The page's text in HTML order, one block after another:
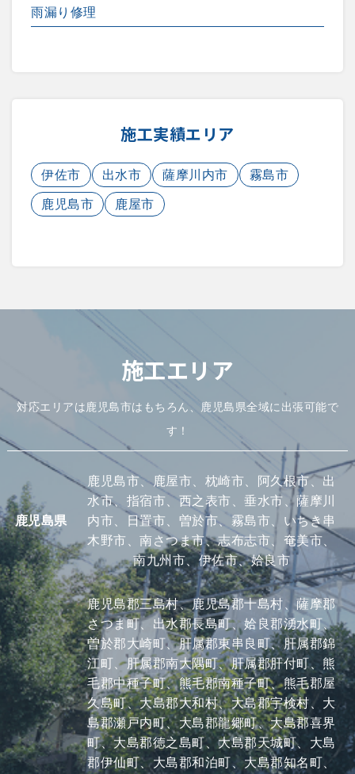
雨漏り修理
施工実績エリア
伊佐市 出水市 薩摩川内市 霧島市
鹿児島市 鹿屋市
施工エリア
対応エリアは鹿児島市はもちろん、鹿児島県全域に出張可能で
す！
鹿児島県
鹿児島市、鹿屋市、枕崎市、阿久根市、出
水市、指宿市、西之表市、垂水市、薩摩川
内市、日置市、曽於市、霧島市、いちき串
木野市、南さつま市、志布志市、奄美市、
南九州市、伊佐市、姶良市
鹿児島郡三島村、鹿児島郡十島村、薩摩郡
さつま町、出水郡長島町、姶良郡湧水町、
曽於郡大崎町、肝属郡東串良町、肝属郡錦
江町、肝属郡南大隅町、肝属郡肝付町、熊
毛郡中種子町、熊毛郡南種子町、熊毛郡屋
久島町、大島郡大和村、大島郡宇検村、大
島郡瀬戸内町、大島郡龍郷町、大島郡喜界
町、大島郡徳之島町、大島郡天城町、大島
郡伊仙町、大島郡和泊町、大島郡知名町、